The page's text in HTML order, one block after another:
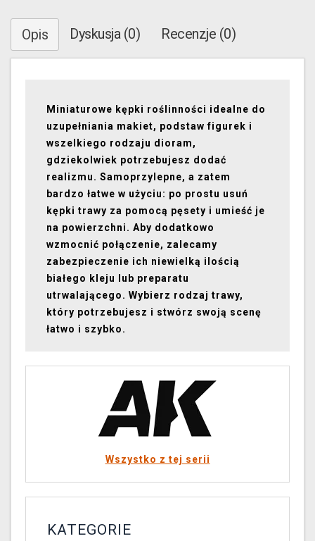
Opis Dyskusja (0) Recenzje (0)
Miniaturowe kępki roślinności idealne do
uzupełniania makiet, podstaw figurek i
wszelkiego rodzaju dioram,
gdziekolwiek potrzebujesz dodać
realizmu. Samoprzylepne, a zatem
bardzo łatwe w użyciu: po prostu usuń
kępki trawy za pomocą pęsety i umieść je
na powierzchni. Aby dodatkowo
wzmocnić połączenie, zalecamy
zabezpieczenie ich niewielką ilością
białego kleju lub preparatu
utrwalającego. Wybierz rodzaj trawy,
który potrzebujesz i stwórz swoją scenę
łatwo i szybko.
Wszystko z tej serii
KATEGORIE